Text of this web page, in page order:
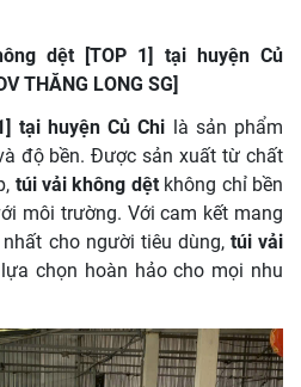
dệt [TOP 1] tại huyện Củ
THĂNG LONG SG]
tại huyện Củ Chi là sản phẩm
độ bền. Được sản xuất từ chất
túi vải không dệt không chỉ bền
môi trường. Với cam kết mang
cho người tiêu dùng, túi vải
chọn hoàn hảo cho mọi nhu